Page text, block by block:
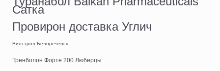
Сатка
Провирон доставка Углич
Винстрол Белореченск
Тренболон Форте 200 Люберцы